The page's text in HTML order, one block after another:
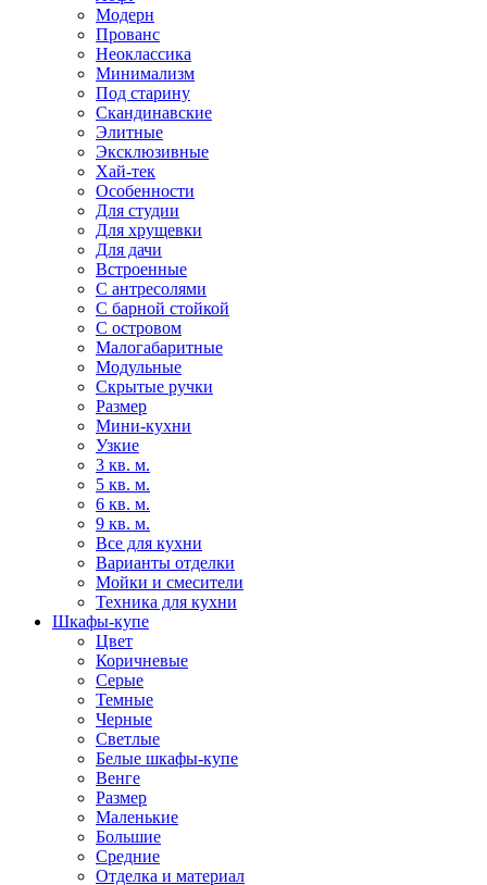
Модерн
Прованс
Неоклассика
Минимализм
Под старину
Скандинавские
Элитные
Эксклюзивные
Хай-тек
Особенности
Для студии
Для хрущевки
Для дачи
Встроенные
С антресолями
С барной стойкой
С островом
Малогабаритные
Модульные
Скрытые ручки
Размер
Мини-кухни
Узкие
3 кв. м.
5 кв. м.
6 кв. м.
9 кв. м.
Все для кухни
Варианты отделки
Мойки и смесители
Техника для кухни
Шкафы-купе
Цвет
Коричневые
Серые
Темные
Черные
Светлые
Белые шкафы-купе
Венге
Размер
Маленькие
Большие
Средние
Отделка и материал